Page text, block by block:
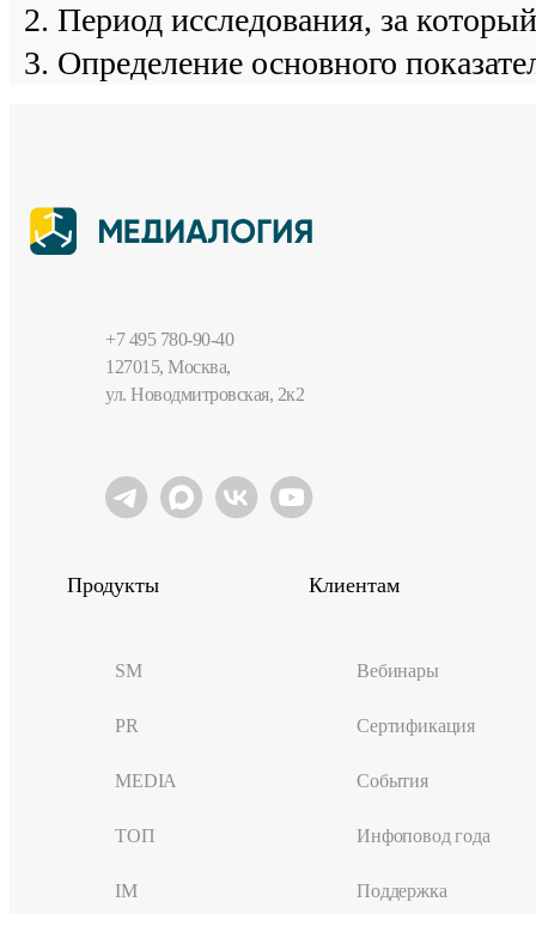
Период исследования, за
Определение основного
+7 495 780-90-40
127015, Москва,
ул. Новодмитровская, 2к2
Продукты
SM
PR
MEDIA
ТОП
IM
Клиентам
Вебинары
Сертификация
События
Инфоповод года
Поддержка